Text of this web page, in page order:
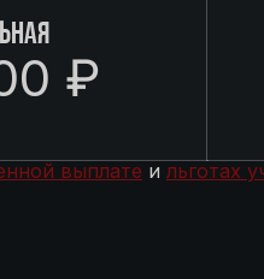
₽
выплате и льготах